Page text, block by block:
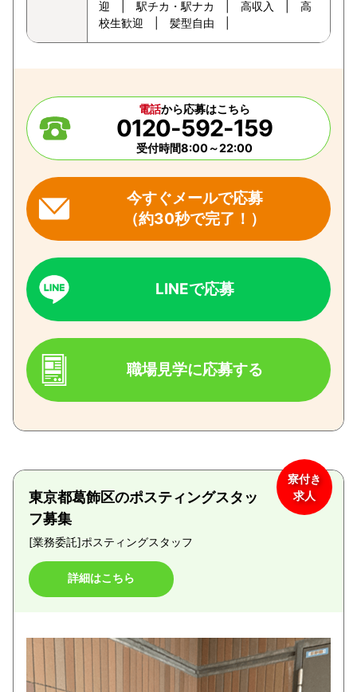
迎 | 駅チカ・駅ナカ | 高収入 | 高
校生歓迎 | 髪型自由 |
電話から応募はこちら
0120-592-159
受付時間8:00～22:00
今すぐメールで応募
（約30秒で完了！）
LINEで応募
職場見学に応募する
東京都葛飾区のポスティングスタッ
フ募集
[業務委託]ポスティングスタッフ
詳細はこちら
寮付き
求人